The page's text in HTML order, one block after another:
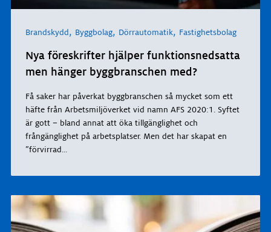
Brandskydd, Byggbolag, Dörrautomatik, Fastighetsbolag
Nya föreskrifter hjälper funktionsnedsatta
men hänger byggbranschen med?
Få saker har påverkat byggbranschen så mycket som ett
häfte från Arbetsmiljöverket vid namn AFS 2020:1. Syftet
är gott – bland annat att öka tillgänglighet och
frångänglighet på arbetsplatser. Men det har skapat en
”förvirrad...